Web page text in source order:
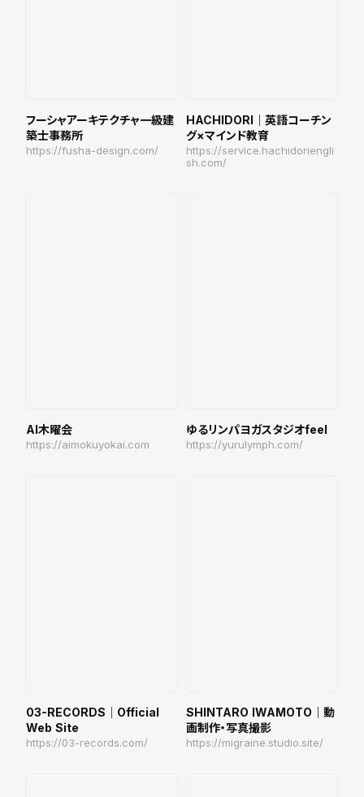
フーシャアーキテクチャ一級建
築士事務所
https://fusha-design.com/
HACHIDORI｜英語コーチン
グ×マインド教育
https://service.hachidoriengli
sh.com/
AI木曜会
https://aimokuyokai.com
ゆるリンパヨガスタジオfeel
https://yurulymph.com/
03-RECORDS｜Official
Web Site
https://03-records.com/
SHINTARO IWAMOTO｜動
画制作・写真撮影
https://migraine.studio.site/